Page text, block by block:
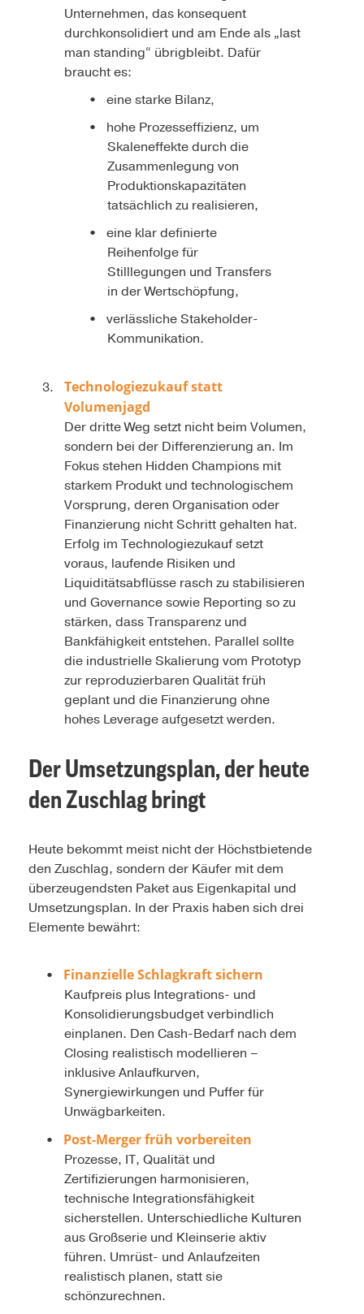
Unternehmen, das konsequent
durchkonsolidiert und am Ende als „last
man standing“ übrigbleibt. Dafür
braucht es:
eine starke Bilanz,
hohe Prozesseffizienz, um
Skaleneffekte durch die
Zusammenlegung von
Produktionskapazitäten
tatsächlich zu realisieren,
eine klar definierte
Reihenfolge für
Stilllegungen und Transfers
in der Wertschöpfung,
verlässliche Stakeholder-
Kommunikation.
Technologiezukauf statt
Volumenjagd
Der dritte Weg setzt nicht beim Volumen,
sondern bei der Differenzierung an. Im
Fokus stehen Hidden Champions mit
starkem Produkt und technologischem
Vorsprung, deren Organisation oder
Finanzierung nicht Schritt gehalten hat.
Erfolg im Technologiezukauf setzt
voraus, laufende Risiken und
Liquiditätsabflüsse rasch zu stabilisieren
und Governance sowie Reporting so zu
stärken, dass Transparenz und
Bankfähigkeit entstehen. Parallel sollte
die industrielle Skalierung vom Prototyp
zur reproduzierbaren Qualität früh
geplant und die Finanzierung ohne
hohes Leverage aufgesetzt werden.
Der Umsetzungsplan, der heute
den Zuschlag bringt
Heute bekommt meist nicht der Höchstbietende
den Zuschlag, sondern der Käufer mit dem
überzeugendsten Paket aus Eigenkapital und
Umsetzungsplan. In der Praxis haben sich drei
Elemente bewährt:
Finanzielle Schlagkraft sichern
Kaufpreis plus Integrations- und
Konsolidierungsbudget verbindlich
einplanen. Den Cash-Bedarf nach dem
Closing realistisch modellieren –
inklusive Anlaufkurven,
Synergiewirkungen und Puffer für
Unwägbarkeiten.
Post-Merger früh vorbereiten
Prozesse, IT, Qualität und
Zertifizierungen harmonisieren,
technische Integrationsfähigkeit
sicherstellen. Unterschiedliche Kulturen
aus Großserie und Kleinserie aktiv
führen. Umrüst- und Anlaufzeiten
realistisch planen, statt sie
schönzurechnen.